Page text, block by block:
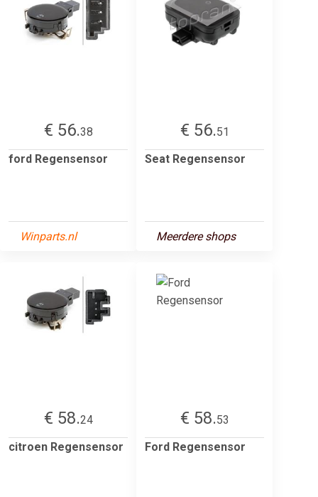
€ 56.38
ford Regensensor
Winparts.nl
€ 56.51
Seat Regensensor
Meerdere shops
€ 58.24
citroen Regensensor
€ 58.53
Ford Regensensor